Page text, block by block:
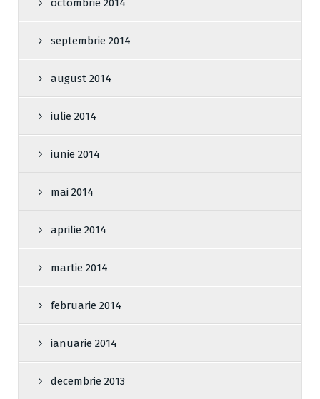
octombrie 2014
septembrie 2014
august 2014
iulie 2014
iunie 2014
mai 2014
aprilie 2014
martie 2014
februarie 2014
ianuarie 2014
decembrie 2013